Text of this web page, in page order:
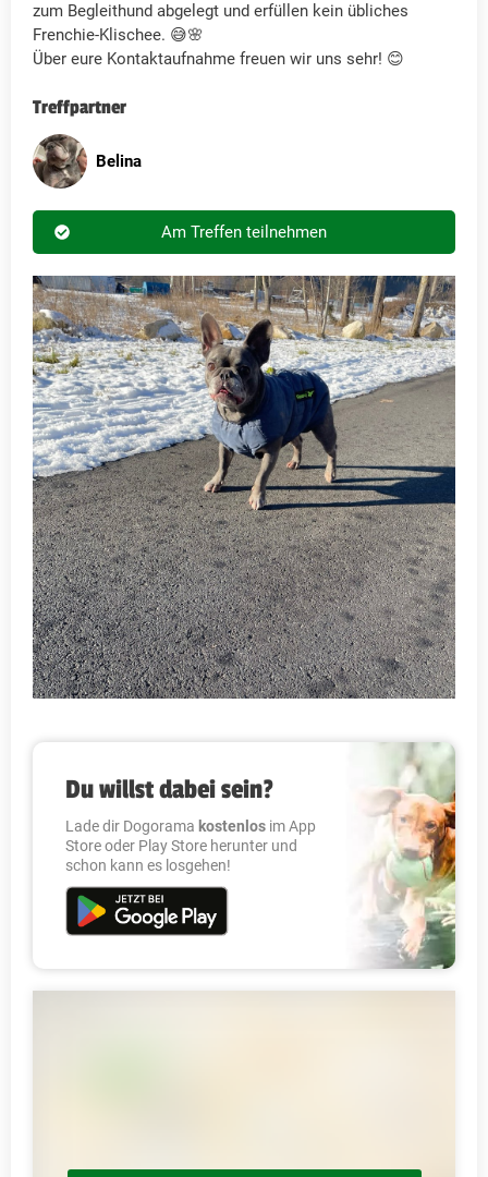
zum Begleithund abgelegt und erfüllen kein übliches
Frenchie-Klischee. 😅🌸
Über eure Kontaktaufnahme freuen wir uns sehr! 😊
Treffpartner
Belina
Am Treffen teilnehmen
Du willst dabei sein?
Lade dir Dogorama kostenlos im App
Store oder Play Store herunter und
schon kann es losgehen!